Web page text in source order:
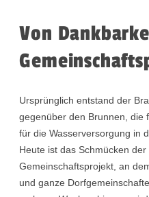
Von
Ursprünglich entstand der
gegenüber den Brunnen, die
für die Wasserversorgung in
Heute ist das Schmücken
Gemeinschaftsprojekt, an
und ganze